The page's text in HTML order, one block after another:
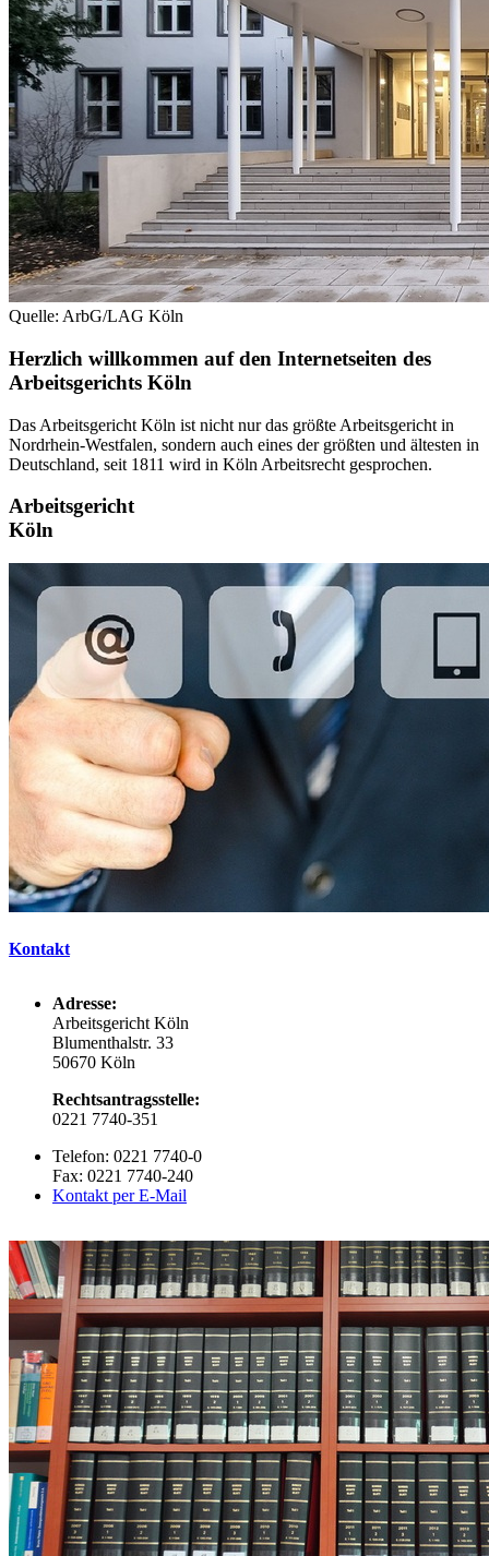
Quelle: ArbG/LAG Köln
Herzlich willkommen auf den Internetseiten des
Arbeitsgerichts Köln
Das Arbeitsgericht Köln ist nicht nur das größte Arbeitsgericht in
Nordrhein-Westfalen, sondern auch eines der größten und ältesten in
Deutschland, seit 1811 wird in Köln Arbeitsrecht gesprochen.
Arbeitsgericht
Köln
Kontakt
Adresse:
Arbeitsgericht Köln
Blumenthalstr. 33
50670 Köln
Rechtsantragsstelle:
0221 7740-351
Telefon: 0221 7740-0
Fax: 0221 7740-240
Kontakt per E-Mail